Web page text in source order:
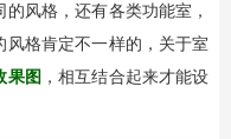
风格，还有各类功能室，
格肯定不一样的，关于室
果图 ，相互结合起来才能设